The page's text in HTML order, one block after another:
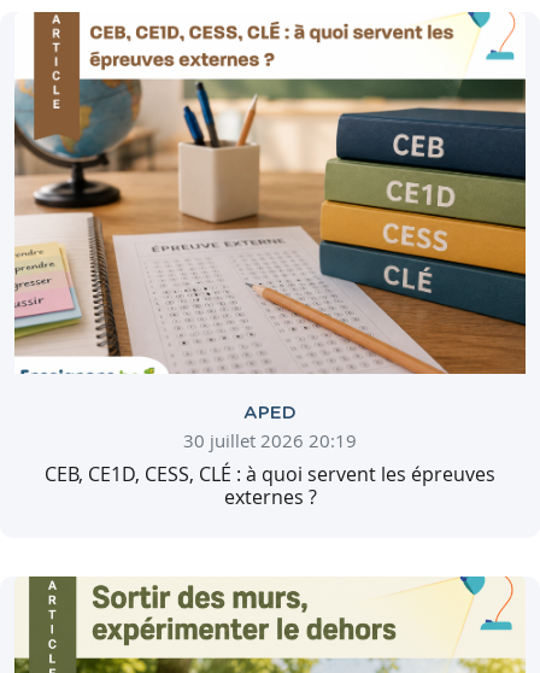
APED
30 juillet 2026 20:19
CEB, CE1D, CESS, CLÉ : à quoi servent les épreuves
externes ?